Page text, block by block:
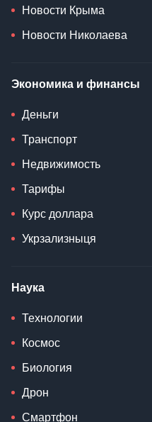
Новости Крыма
Новости Николаева
Экономика и финансы
Деньги
Транспорт
Недвижимость
Тарифы
Курс доллара
Укрзализныця
Наука
Технологии
Космос
Биология
Дрон
Смартфон